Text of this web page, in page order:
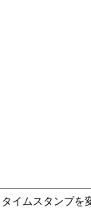
タイムスタンプを